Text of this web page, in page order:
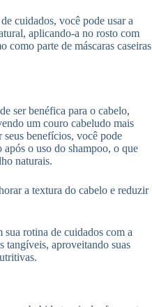
cuidados, você pode usar a
aplicando-a no rosto com
como parte de máscaras caseiras
ser benéfica para o cabelo,
um couro cabeludo mais
seus benefícios, você pode
o uso do shampoo, o que
naturais.
a textura do cabelo e reduzir
rotina de cuidados com a
tangíveis, aproveitando suas